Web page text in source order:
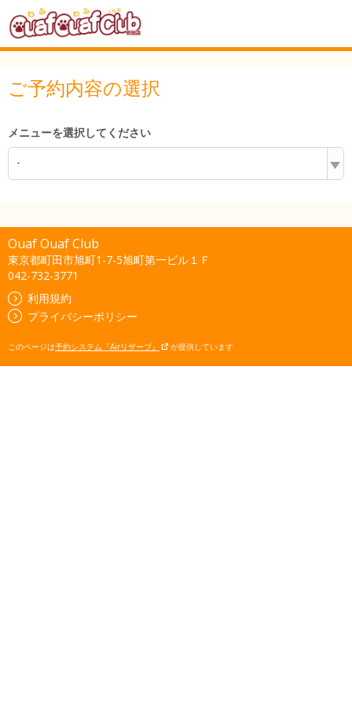
ご予約内容の選択
メニューを選択してください
-
Ouaf Ouaf Club
東京都町田市旭町1-7-5旭町第一ビル１Ｆ
042-732-3771
利用規約
プライバシーポリシー
このページは予約システム『Airリザーブ』 が提供しています